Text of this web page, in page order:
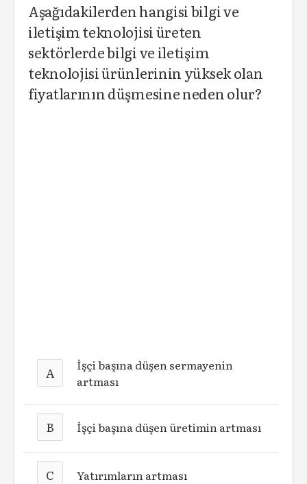
Aşağıdakilerden hangisi bilgi ve
iletişim teknolojisi üreten
sektörlerde bilgi ve iletişim
teknolojisi ürünlerinin yüksek olan
fiyatlarının düşmesine neden olur?
A
İşçi başına düşen sermayenin
artması
B İşçi başına düşen üretimin artması
C Yatırımların artması